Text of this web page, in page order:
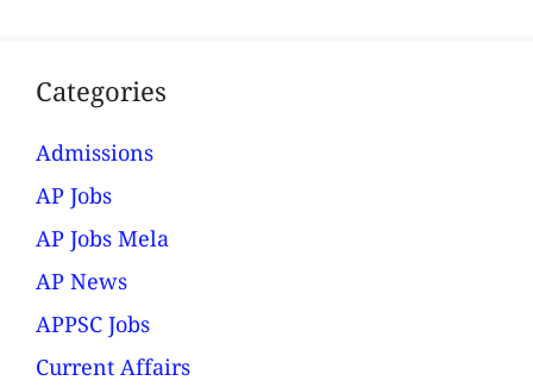
Categories
Admissions
AP Jobs
AP Jobs Mela
AP News
APPSC Jobs
Current Affairs